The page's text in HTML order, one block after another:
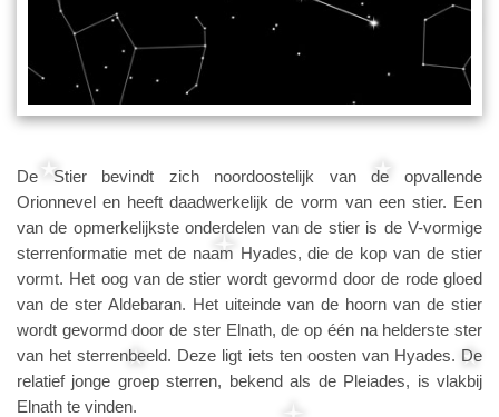
De Stier bevindt zich noordoostelijk van de opvallende
Orionnevel en heeft daadwerkelijk de vorm van een stier. Een
van de opmerkelijkste onderdelen van de stier is de V-vormige
sterrenformatie met de naam Hyades, die de kop van de stier
vormt. Het oog van de stier wordt gevormd door de rode gloed
van de ster Aldebaran. Het uiteinde van de hoorn van de stier
wordt gevormd door de ster Elnath, de op één na helderste ster
van het sterrenbeeld. Deze ligt iets ten oosten van Hyades. De
relatief jonge groep sterren, bekend als de Pleiades, is vlakbij
Elnath te vinden.